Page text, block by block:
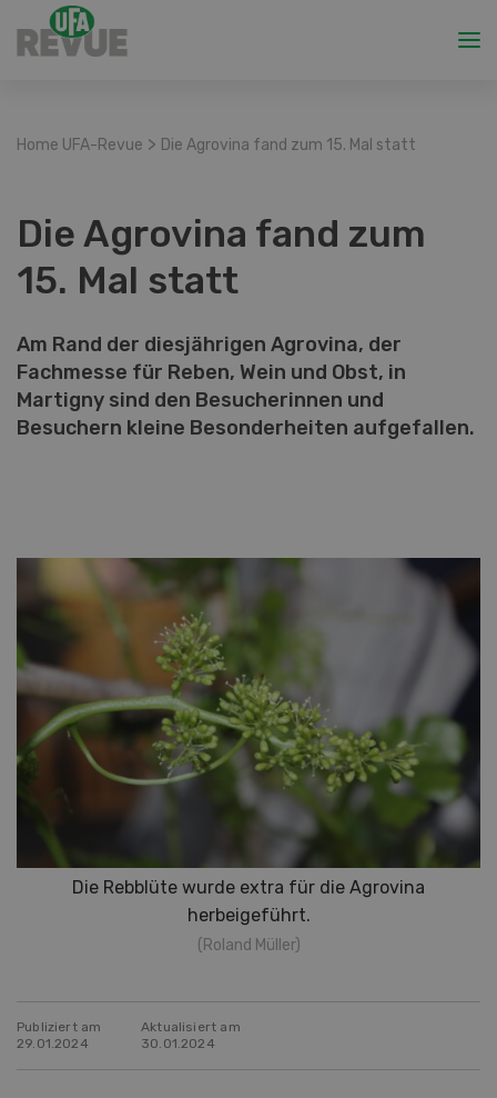
Home UFA-Revue > Die Agrovina fand zum 15. Mal statt
Die Agrovina fand zum
15. Mal statt
Am Rand der diesjährigen Agrovina, der
Fachmesse für Reben, Wein und Obst, in
Martigny sind den Besucherinnen und
Besuchern kleine Besonderheiten aufgefallen.
Die Rebblüte wurde extra für die Agrovina
herbeigeführt.
(Roland Müller)
Publiziert am
29.01.2024
Aktualisiert am
30.01.2024